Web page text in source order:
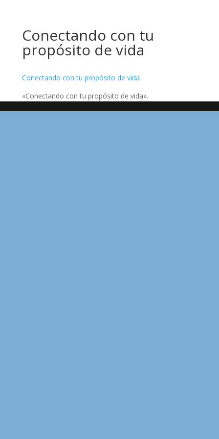
Conectando con tu
propósito de vida
Conectando con tu propósito de vida
«Conectando con tu propósito de vida».